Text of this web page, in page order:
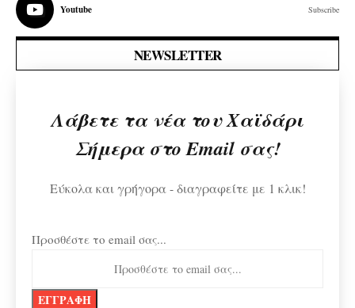
Youtube Subscribe
NEWSLETTER
Λάβετε τα νέα του Χαϊδάρι
Σήμερα στο Email σας!
Εύκολα και γρήγορα - διαγραφείτε με 1 κλικ!
Προσθέστε το email σας...